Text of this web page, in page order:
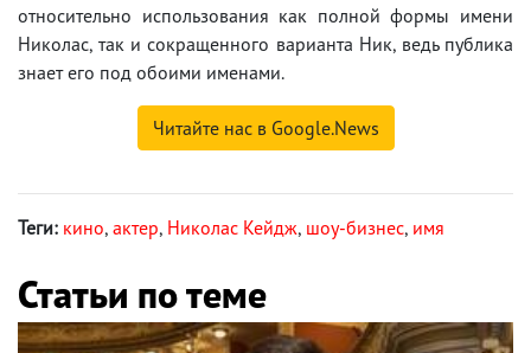
относительно использования как полной формы имени
Николас, так и сокращенного варианта Ник, ведь публика
знает его под обоими именами.
Читайте нас в Google.News
Теги: кино, актер, Николас Кейдж, шоу-бизнес, имя
Статьи по теме